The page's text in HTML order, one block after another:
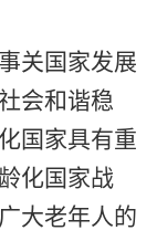
关国家发展
会和谐稳
国家具有重
化国家战
大老年人的